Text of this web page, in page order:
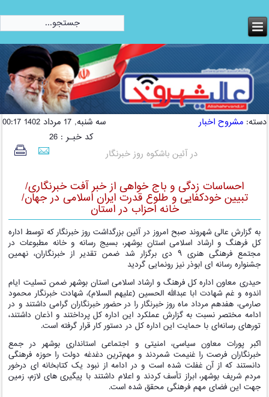
دسته:مشروح اخبار
سه شنبه, 17 مرداد 1402 00:17
کد خبـر : 26
در آئین باشکوه روز خبرنگار
احساسات زدگی و باج خواهی از خبر آفت خبرنگاری/
تبیین خودکفایی و طلوع قدرت ایران اسلامی در جهان/
خانه احزاب در استان
به گزارش عالی شهروند صبح امروز در آئین بزرگداشت روز خبرنگار که توسط اداره
کل فرهنگ و ارشاد اسلامی استان بوشهر، بسیج رسانه و خانه مطبوعات در
مجتمع فرهنگی هنری ۹ دی برگزار شد ضمن تقدیر از خبرنگاران، نهمین
جشنواره رسانه ای ابوذر نیز رونمایی گردید
حیدری معاون اداره کل فرهنگ و ارشاد اسلامی استان بوشهر ضمن تسلیت ایام
اندوه و غم شهادت ابا عبدالله الحسین (علیهم السلام)، شهادت خبرنگار محمود
صارمی، هفدهم مرداد ماه روز خبرنگار را در حضور خبرنگاران گرامی داشتند و در
ادامه مختصر نسبت به گزارش عملکرد این اداره کل پرداختند و اذعان داشتند،
تورهای رسانه‌ای با حمایت این اداره کل در دستور کار قرار گرفته است.
اکبر پورات معاون سیاسی، امنیتی و اجتماعی استانداری بوشهر در جمع
خبرنگاران فرصت را غنیمت شمردند و مهم‌ترین دغدغه دولت را حوزه فرهنگی
دانستند که از آن غفلت شده است و در ادامه از نبود یک کتابخانه ای درخور
مردم شریف بوشهر، ابراز تأسف کردند و اعلام داشتند با پیگیری های لازم، زمین
جهت این فضای مهم فرهنگی محقق شده است.